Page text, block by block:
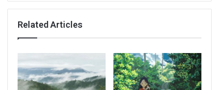
Related Articles